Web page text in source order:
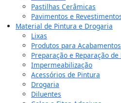
Pastilhas Cerâmicas
Pavimentos e
Material de Pintura e Drogaria
Lixas
Produtos para
Preparação e Reparação de
Impermeabilização
Acessórios de Pintura
Drogaria
Diluentes